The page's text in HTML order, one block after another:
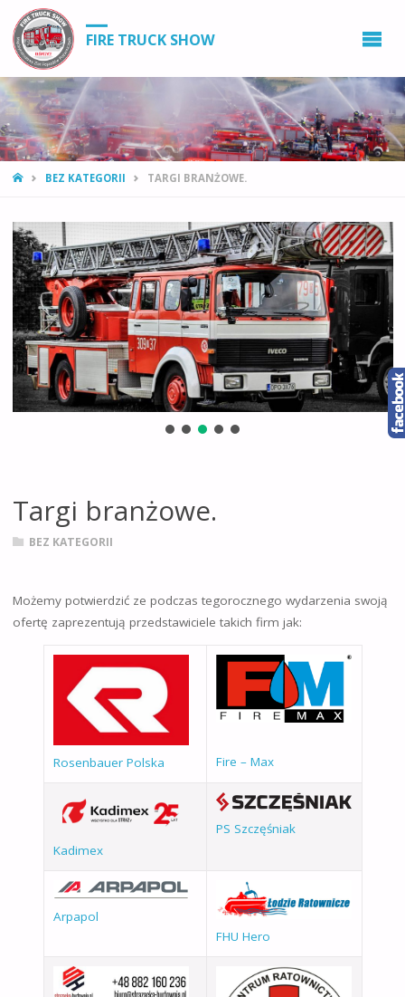
FIRE TRUCK SHOW
STRONA
BEZ KATEGORII TARGI BRANŻOWE.
Targi branżowe.
BEZ KATEGORII
Możemy potwierdzić ze podczas tegorocznego wydarzenia swoją
ofertę zaprezentują przedstawiciele takich firm jak:
Rosenbauer Polska Fire – Max
Kadimex
PS Szczęśniak
Arpapol
FHU Hero